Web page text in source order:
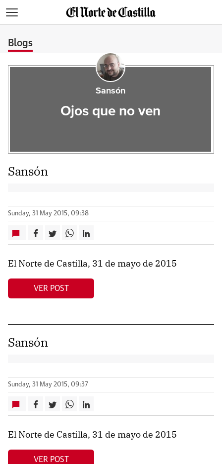
Blogs
Sansón
Ojos que no ven
Sansón
Sunday, 31 May 2015, 09:38
El Norte de Castilla, 31 de mayo de 2015
VER POST
Sansón
Sunday, 31 May 2015, 09:37
El Norte de Castilla, 31 de mayo de 2015
VER POST